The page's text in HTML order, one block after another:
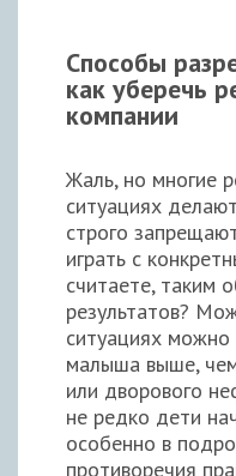
Способы
как уберечь
компании
Жаль, но многие
ситуациях
строго
играть с
считаете, таким
результатов?
ситуациях
малыша выше,
или дворового
не редко дети
особенно в
противоречия